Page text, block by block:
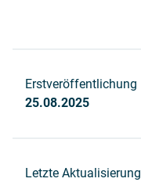
Erstveröffentlichung
25.08.2025
Letzte Aktualisierung